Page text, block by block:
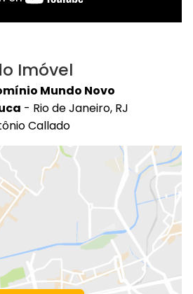
Imóvel
Mundo Novo
- Rio de Janeiro, RJ
Callado